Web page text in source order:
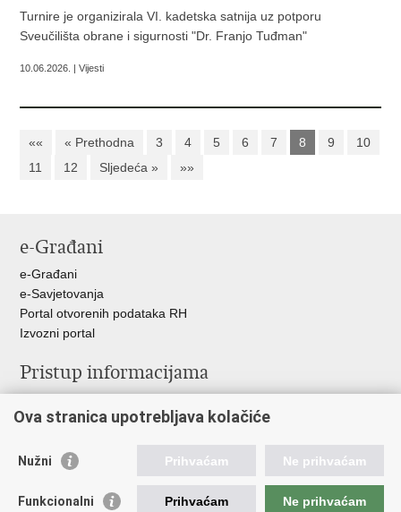
Turnire je organizirala VI. kadetska satnija uz potporu
Sveučilišta obrane i sigurnosti "Dr. Franjo Tuđman"
10.06.2026. | Vijesti
«« « Prethodna 3 4 5 6 7 8 9
10
11
12 Sljedeća » »»
e-Građani
e-Građani
e-Savjetovanja
Portal otvorenih podataka RH
Izvozni portal
Pristup informacijama
Izjava o pristupačnosti
Ravnopravnost spolova u MORH-u i OSRH
Ova stranica upotrebljava kolačiće
Nužni Prihvaćam Ne prihvaćam
Funkcionalni Prihvaćam Ne prihvaćam